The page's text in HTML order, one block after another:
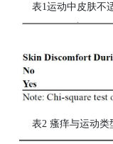
表1运动中皮肤不
表2 瘙痒与运动类